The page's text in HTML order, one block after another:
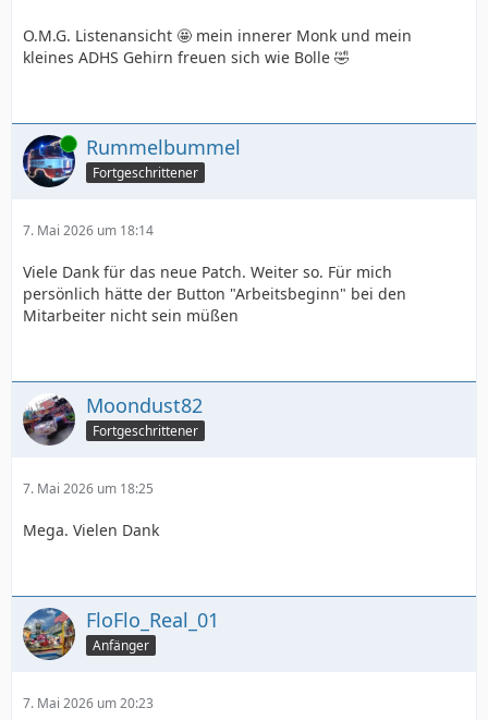
O.M.G. Listenansicht 🤩 mein innerer Monk und mein
kleines ADHS Gehirn freuen sich wie Bolle 🤣
Online Rummelbummel
Fortgeschrittener
7. Mai 2026 um 18:14
Viele Dank für das neue Patch. Weiter so. Für mich
persönlich hätte der Button "Arbeitsbeginn" bei den
Mitarbeiter nicht sein müßen
Moondust82
Fortgeschrittener
7. Mai 2026 um 18:25
Mega. Vielen Dank
FloFlo_Real_01
Anfänger
7. Mai 2026 um 20:23